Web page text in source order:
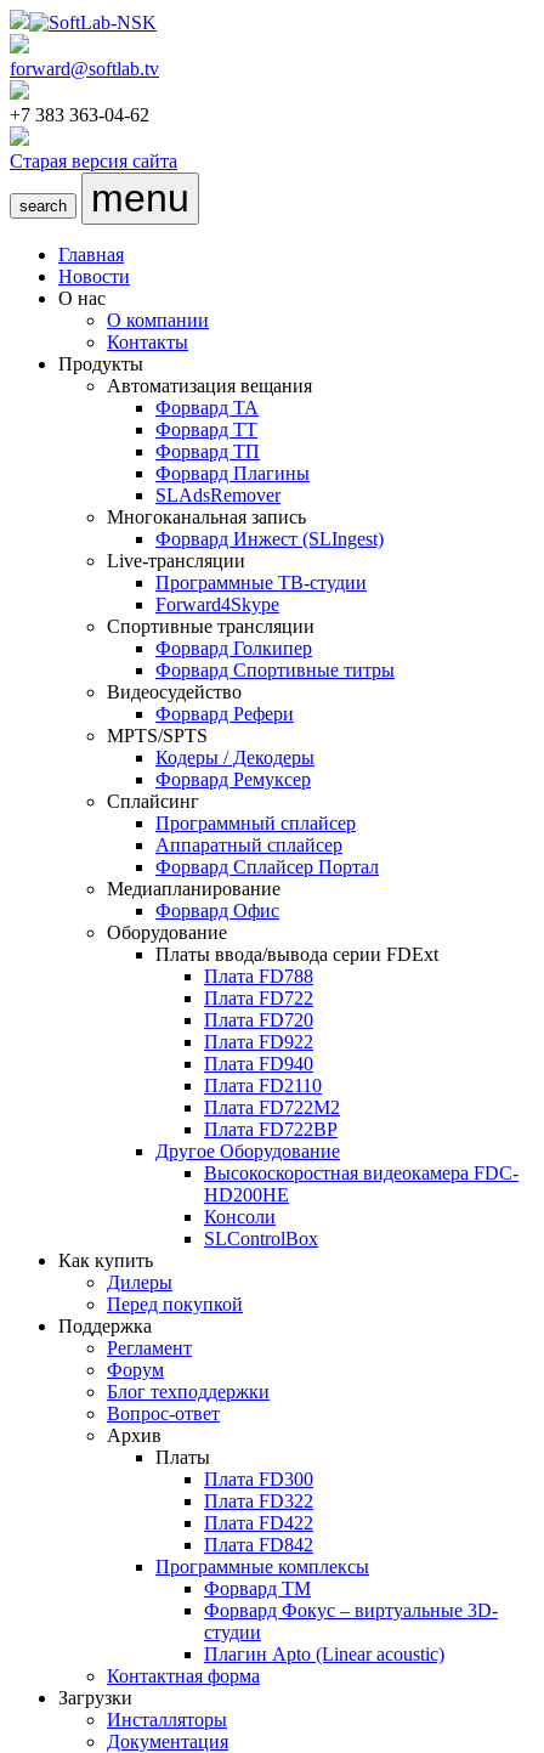
forward@softlab.tv
+7 383 363-04-62
Старая версия сайта
search menu
Главная
Новости
О нас
О компании
Контакты
Продукты
Автоматизация вещания
Форвард ТА
Форвард ТТ
Форвард ТП
Форвард Плагины
SLAdsRemover
Многоканальная запись
Форвард Инжест (SLIngest)
Live-трансляции
Программные ТВ-студии
Forward4Skype
Спортивные трансляции
Форвард Голкипер
Форвард Спортивные титры
Видеосудейство
Форвард Рефери
MPTS/SPTS
Кодеры / Декодеры
Форвард Ремуксер
Сплайсинг
Программный сплайсер
Аппаратный сплайсер
Форвард Сплайсер Портал
Медиапланирование
Форвард Офис
Оборудование
Платы ввода/вывода серии FDExt
Плата FD788
Плата FD722
Плата FD720
Плата FD922
Плата FD940
Плата FD2110
Плата FD722M2
Плата FD722BP
Другое Оборудование
Высокоскоростная видеокамера FDC-
HD200HE
Консоли
SLControlBox
Как купить
Дилеры
Перед покупкой
Поддержка
Регламент
Форум
Блог техподдержки
Вопрос-ответ
Архив
Платы
Плата FD300
Плата FD322
Плата FD422
Плата FD842
Программные комплексы
Форвард ТМ
Форвард Фокус – виртуальные 3D-
студии
Плагин Apto (Linearacoustic)
Контактная форма
Загрузки
Инсталляторы
Документация